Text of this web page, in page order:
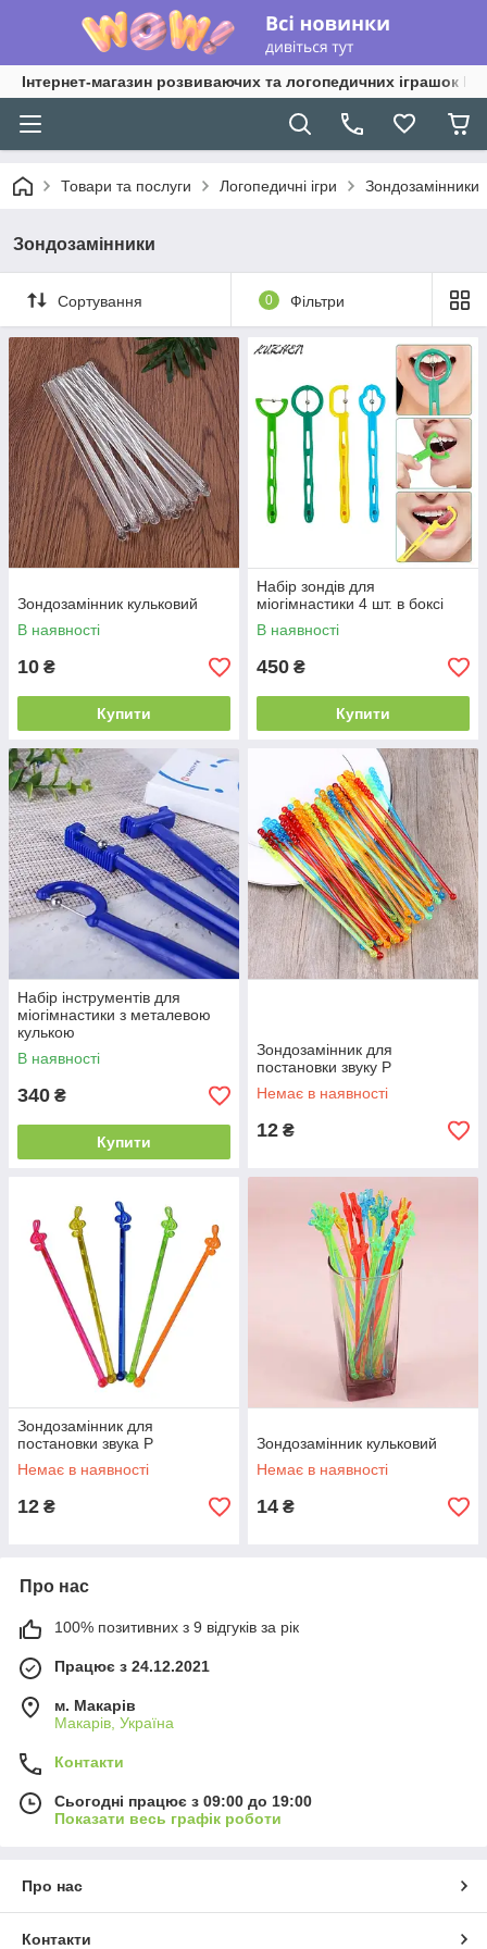
Інтернет-магазин розвиваючих та логопедичних іграшок
Товари та послуги Логопедичні ігри Зондозамінники
Зондозамінники
Сортування 0 Фільтри
Зондозамінник кульковий
В наявності
10 ₴
Купити
Набір зондів для
міогімнастики 4 шт. в боксі
В наявності
450 ₴
Купити
Набір інструментів для
міогімнастики з металевою
кулькою
В наявності
340 ₴
Купити
Зондозамінник для
постановки звуку Р
Немає в наявності
12 ₴
Зондозамінник для
постановки звука Р
Немає в наявності
12 ₴
Зондозамінник кульковий
Немає в наявності
14 ₴
Про нас
100% позитивних з 9 відгуків за рік
Працює з 24.12.2021
м. Макарів
Макарів, Україна
Контакти
Сьогодні працює з 09:00 до 19:00
Показати весь графік роботи
Про нас
Контакти